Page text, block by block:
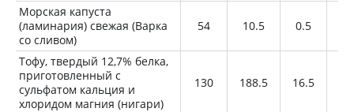
Морская капуста
(ламинария) свежая (Варка
со сливом)
54 10.5 0.5
Тофу, твердый 12,7% белка,
приготовленный с
сульфатом кальция и
хлоридом магния (нигари)
130 188.5 16.5